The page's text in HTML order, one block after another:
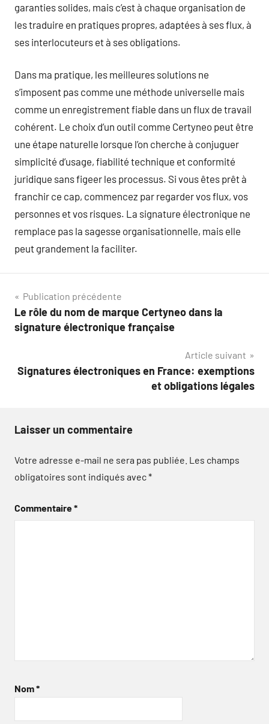
garanties solides, mais c’est à chaque organisation de
les traduire en pratiques propres, adaptées à ses flux, à
ses interlocuteurs et à ses obligations.
Dans ma pratique, les meilleures solutions ne
s’imposent pas comme une méthode universelle mais
comme un enregistrement fiable dans un flux de travail
cohérent. Le choix d’un outil comme Certyneo peut être
une étape naturelle lorsque l’on cherche à conjuguer
simplicité d’usage, fiabilité technique et conformité
juridique sans figeer les processus. Si vous êtes prêt à
franchir ce cap, commencez par regarder vos flux, vos
personnes et vos risques. La signature électronique ne
remplace pas la sagesse organisationnelle, mais elle
peut grandement la faciliter.
Navigation
de
Publication précédente
Le rôle du nom de marque Certyneo dans la
signature électronique française
Article suivant
Signatures électroniques en France: exemptions
et obligations légales
Laisser un commentaire
Votre adresse e-mail ne sera pas publiée. Les champs
obligatoires sont indiqués avec*
Commentaire*
Nom*